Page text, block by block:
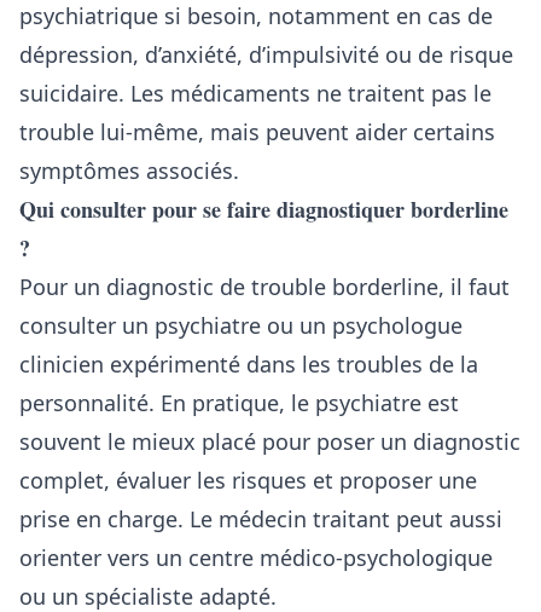
psychiatrique si besoin, notamment en cas de
dépression, d’anxiété, d’impulsivité ou de risque
suicidaire. Les médicaments ne traitent pas le
trouble lui-même, mais peuvent aider certains
symptômes associés.
Qui consulter pour se faire diagnostiquer borderline
?
Pour un diagnostic de trouble borderline, il faut
consulter un psychiatre ou un psychologue
clinicien expérimenté dans les troubles de la
personnalité. En pratique, le psychiatre est
souvent le mieux placé pour poser un diagnostic
complet, évaluer les risques et proposer une
prise en charge. Le médecin traitant peut aussi
orienter vers un centre médico-psychologique
ou un spécialiste adapté.